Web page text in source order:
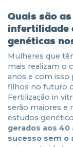
Quais são
infertilidade
genéticas
Mulheres que
mais realizam o
anos e com isso
filhos no futuro
Fertilização in
serão maiores e
estudos
gerados aos
sucesso sem o